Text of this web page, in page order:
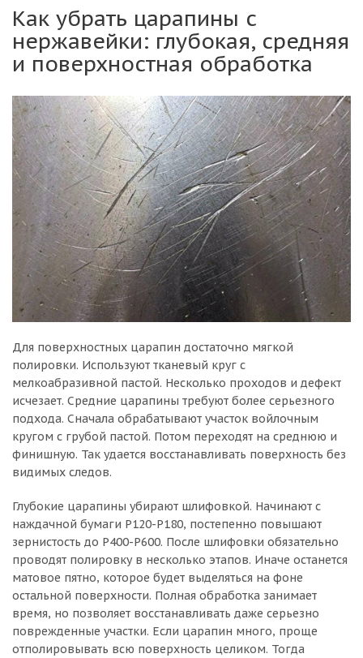
Как убрать царапины с
нержавейки: глубокая, средняя
и поверхностная обработка
Для поверхностных царапин достаточно мягкой
полировки. Используют тканевый круг с
мелкоабразивной пастой. Несколько проходов и дефект
исчезает. Средние царапины требуют более серьезного
подхода. Сначала обрабатывают участок войлочным
кругом с грубой пастой. Потом переходят на среднюю и
финишную. Так удается восстанавливать поверхность без
видимых следов.
Глубокие царапины убирают шлифовкой. Начинают с
наждачной бумаги P120-P180, постепенно повышают
зернистость до P400-P600. После шлифовки обязательно
проводят полировку в несколько этапов. Иначе останется
матовое пятно, которое будет выделяться на фоне
остальной поверхности. Полная обработка занимает
время, но позволяет восстанавливать даже серьезно
поврежденные участки. Если царапин много, проще
отполировывать всю поверхность целиком. Тогда